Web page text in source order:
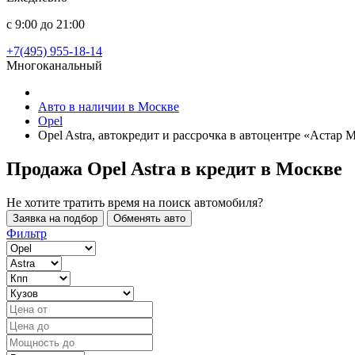
с 9:00 до 21:00
+7(495) 955-18-14
Многоканальный
Авто в наличии в Москве
Opel
Opel Astra, автокредит и рассрочка в автоцентре «Астар
Продажа Opel Astra в кредит в Москве
Не хотите тратить время на поиск автомобиля?
Заявка на подбор Обменять авто
Фильтр